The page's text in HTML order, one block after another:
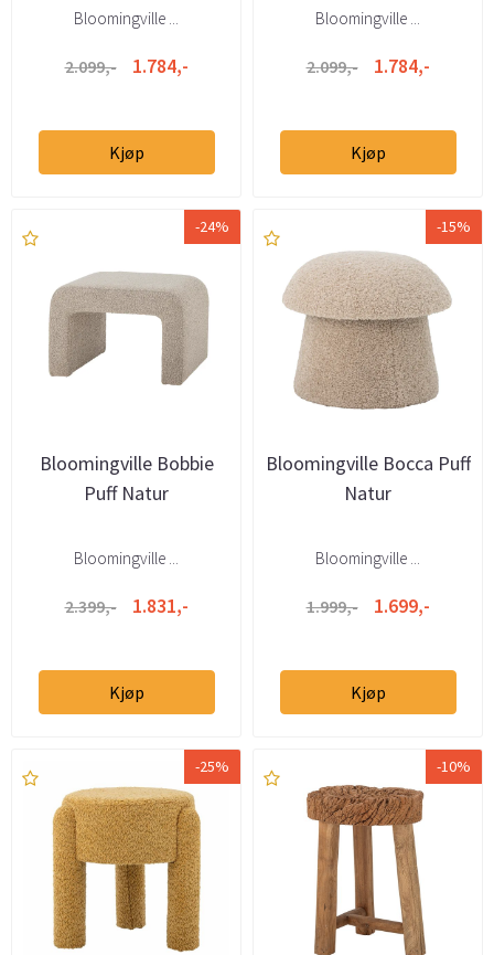
Bloomingville ...
2.099,- 1.784,-
Kjøp
Bloomingville ...
2.099,- 1.784,-
Kjøp
-24%
Bloomingville Bobbie
Puff Natur
Bloomingville ...
2.399,- 1.831,-
Kjøp
-15%
Bloomingville Bocca Puff
Natur
Bloomingville ...
1.999,- 1.699,-
Kjøp
-25% -10%